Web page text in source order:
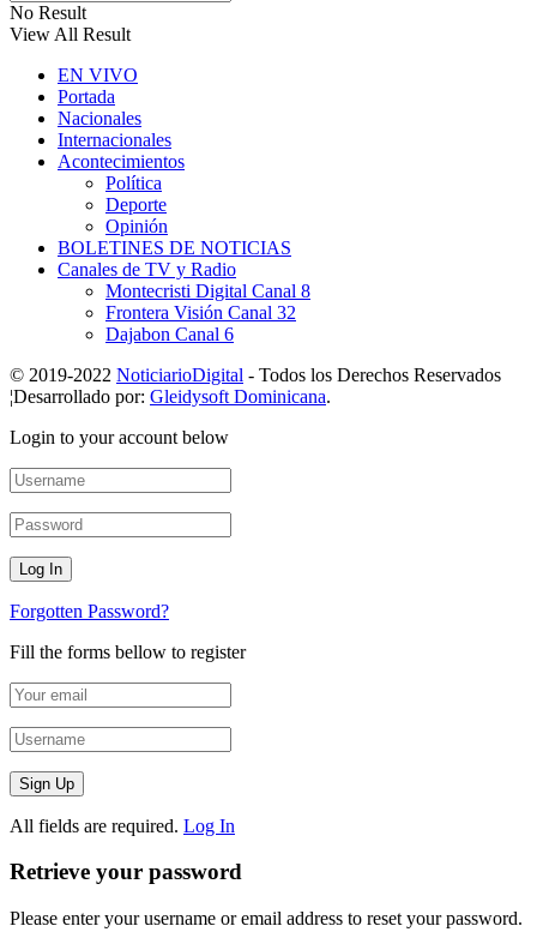
No Result
View All Result
EN VIVO
Portada
Nacionales
Internacionales
Acontecimientos
Política
Deporte
Opinión
BOLETINES DE NOTICIAS
Canales de TV y Radio
Montecristi Digital Canal 8
Frontera Visión Canal 32
Dajabon Canal 6
© 2019-2022 NoticiarioDigital - Todos los Derechos Reservados
¦Desarrollado por: Gleidysoft Dominicana.
Login to your account below
Forgotten Password?
Fill the forms bellow to register
All fields are required. Log In
Retrieve your password
Please enter your username or email address to reset your password.